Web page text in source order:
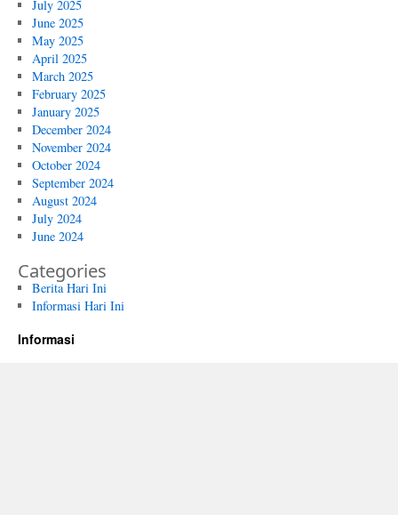
July 2025
June 2025
May 2025
April 2025
March 2025
February 2025
January 2025
December 2024
November 2024
October 2024
September 2024
August 2024
July 2024
June 2024
Categories
Berita Hari Ini
Informasi Hari Ini
Informasi